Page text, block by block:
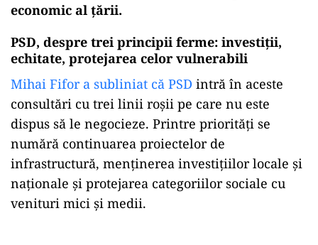
economic al țării.
PSD, despre trei principii ferme: investiții,
echitate, protejarea celor vulnerabili
Mihai Fifor a subliniat că PSD intră în aceste
consultări cu trei linii roșii pe care nu este
dispus să le negocieze. Printre priorități se
numără continuarea proiectelor de
infrastructură, menținerea investițiilor locale și
naționale și protejarea categoriilor sociale cu
venituri mici și medii.